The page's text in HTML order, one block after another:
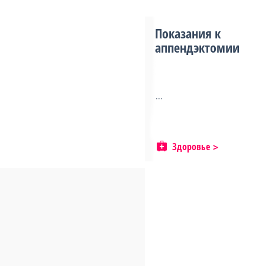
Показания к
аппендэктомии
...
Здоровье